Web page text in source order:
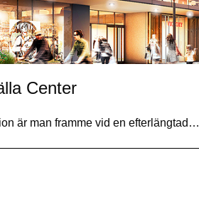
Center
är man framme vid en efterlängtad…